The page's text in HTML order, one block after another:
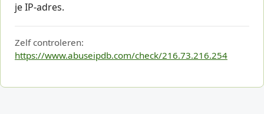
je IP-adres.
Zelf controleren:
https://www.abuseipdb.com/check/216.73.216.254